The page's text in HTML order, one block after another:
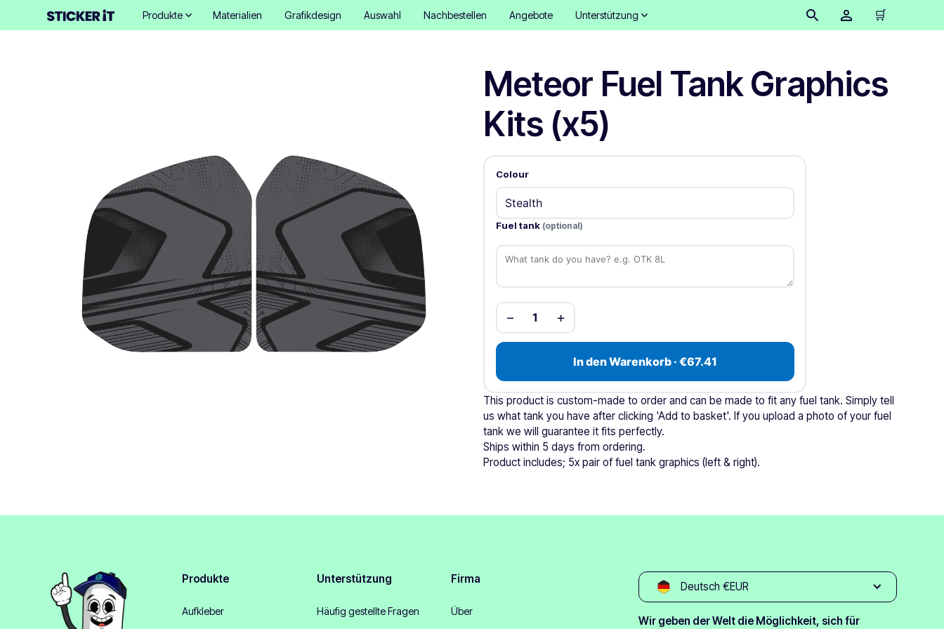
Produkte Materialien Grafikdesign Auswahl Nachbestellen Angebote Unterstützung 🛒
Meteor Fuel Tank Graphics
Kits (x5)
Colour
Fuel tank (optional)
− 1 +
In den Warenkorb · €67.41
This product is custom-made to order and can be made to fit any fuel tank. Simply tell
us what tank you have after clicking 'Add to basket'. If you upload a photo of your fuel
tank we will guarantee it fits perfectly.
Ships within 5 days from ordering.
Product includes; 5x pair of fuel tank graphics (left & right).
Produkte
Aufkleber
Unterstützung
Häufig gestellte Fragen
Firma
Über
Deutsch €EUR
Wir geben der Welt die Möglichkeit, sich für